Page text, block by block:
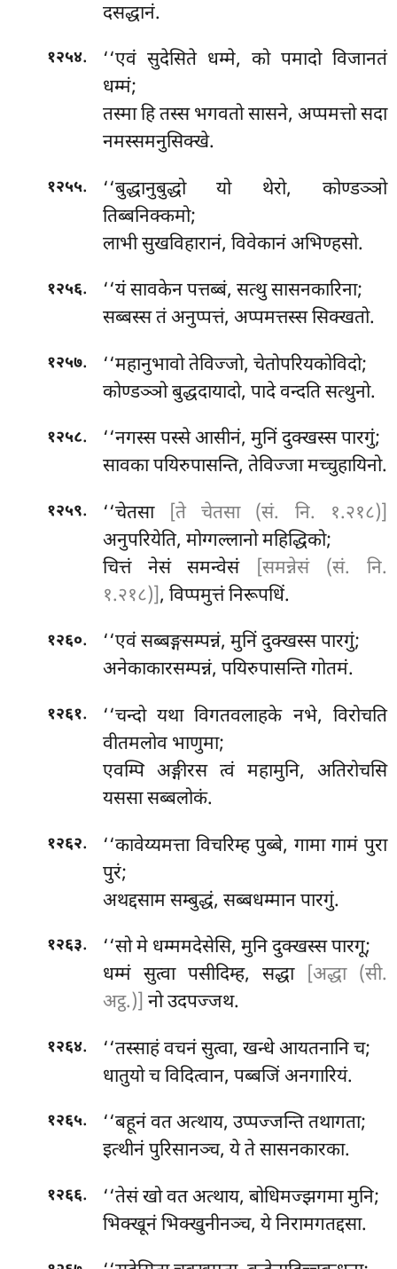
दसद्धानं.
१२५४.
‘‘एवं सुदेसिते धम्मे, को पमादो विजानतं
धम्मं;
तस्मा हि तस्स भगवतो सासने, अप्पमत्तो सदा
नमस्समनुसिक्खे.
१२५५.
‘‘बुद्धानुबुद्धो यो थेरो, कोण्डञ्ञो
तिब्बनिक्कमो;
लाभी सुखविहारानं, विवेकानं अभिण्हसो.
१२५६. ‘‘यंसावकेन पत्तब्बं, सत्थु सासनकारिना;
सब्बस्स तं अनुप्पत्तं, अप्पमत्तस्स सिक्खतो.
१२५७.
‘‘महानुभावो तेविज्जो, चेतोपरियकोविदो;
कोण्डञ्ञो बुद्धदायादो, पादे वन्दति सत्थुनो.
१२५८. ‘‘नगस्सपस्से आसीनं, मुनिं दुक्खस्स पारगुं;
सावका पयिरुपासन्ति, तेविज्जा मच्चुहायिनो.
१२५९. ‘‘चेतसा
[ते चेतसा (सं. नि. १.२१८)]
अनुपरियेति, मोग्गल्लानो महिद्धिको;
चित्तं नेसं समन्वेसं
[समन्नेसं (सं. नि.
१.२१८)], विप्पमुत्तं निरूपधिं.
१२६०.
‘‘एवं सब्बङ्गसम्पन्नं, मुनिं दुक्खस्स पारगुं;
अनेकाकारसम्पन्नं, पयिरुपासन्ति गोतमं.
१२६१.
‘‘चन्दो यथा विगतवलाहके नभे, विरोचति
वीतमलोव भाणुमा;
एवम्पि अङ्गीरस त्वं महामुनि, अतिरोचसि
यससा सब्बलोकं.
१२६२.
‘‘कावेय्यमत्ता विचरिम्ह पुब्बे, गामा गामं पुरा
पुरं;
अथद्दसाम सम्बुद्धं, सब्बधम्मान पारगुं.
१२६३.
‘‘सो मे धम्ममदेसेसि, मुनि दुक्खस्स पारगू;
धम्मं सुत्वा पसीदिम्ह, सद्धा
[अद्धा (सी.
अट्ठ.)] नो उदपज्जथ.
१२६४.
‘‘तस्साहं वचनं सुत्वा, खन्धे आयतनानि च;
धातुयो च विदित्वान, पब्बजिं अनगारियं.
१२६५.
‘‘बहूनं वत अत्थाय, उप्पज्जन्ति तथागता;
इत्थीनं पुरिसानञ्च, ये ते सासनकारका.
१२६६.
‘‘तेसं खो वत अत्थाय, बोधिमज्झगमा मुनि;
भिक्खूनं भिक्खुनीनञ्च, ये निरामगतद्दसा.